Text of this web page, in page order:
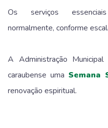
Os serviços
normalmente, conforme
A Administração
caraubense uma Semana
renovação espiritual.